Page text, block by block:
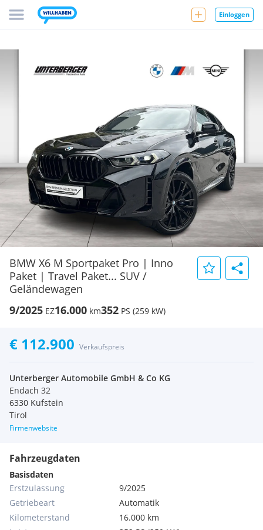
Einloggen
BMW X6 M Sportpaket Pro | Inno
Paket | Travel Paket... SUV /
Geländewagen
9/2025 EZ16.000 km352 PS (259 kW)
€ 112.900 Verkaufspreis
Unterberger Automobile GmbH & Co KG
Endach 32
6330 Kufstein
Tirol
Firmenwebsite
Fahrzeugdaten
Basisdaten
Erstzulassung
9/2025
Getriebeart
Automatik
Kilometerstand
16.000 km